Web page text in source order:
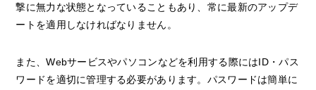
撃に無力な状態となっていることもあり、常に最新のアップデ
ートを適用しなければなりません。
また、Webサービスやパソコンなどを利用する際にはID・パス
ワードを適切に管理する必要があります。パスワードは簡単に